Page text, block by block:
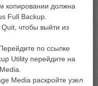
копировании должна
Full Backup.
чтобы выйти из
по ссылке
Utility перейдите на
Media раскройте узел